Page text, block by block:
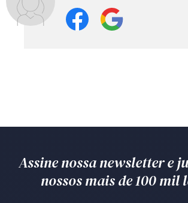
Assine nossa newsletter e
nossos mais de 100 mil